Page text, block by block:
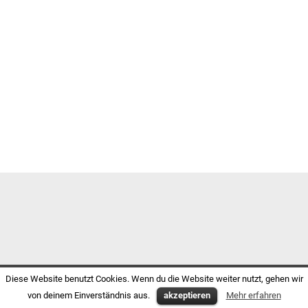
Diese Website benutzt Cookies. Wenn du die Website weiter nutzt, gehen wir
von deinem Einverständnis aus.
akzeptieren Mehr erfahren